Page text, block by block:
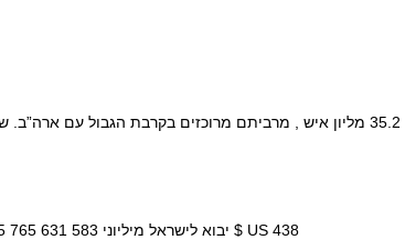
2011 2012 2013 2014 יצוא לקנדה מיליוני $ US 805 765 631 583 יבוא לישראל מיליוני $ US 438